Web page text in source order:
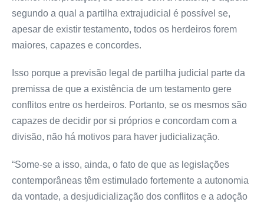
segundo a qual a partilha extrajudicial é possível se,
apesar de existir testamento, todos os herdeiros forem
maiores, capazes e concordes.
Isso porque a previsão legal de partilha judicial parte da
premissa de que a existência de um testamento gere
conflitos entre os herdeiros. Portanto, se os mesmos são
capazes de decidir por si próprios e concordam com a
divisão, não há motivos para haver judicialização.
“Some-se a isso, ainda, o fato de que as legislações
contemporâneas têm estimulado fortemente a autonomia
da vontade, a desjudicialização dos conflitos e a adoção